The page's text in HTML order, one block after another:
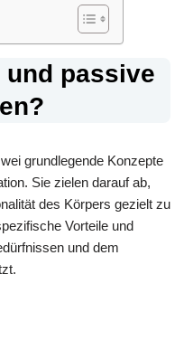
passive
grundlegende Konzepte
Sie zielen darauf ab,
des Körpers gezielt zu
Vorteile und
und dem